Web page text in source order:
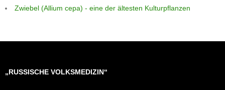
Zwiebel (Allium cepa) - eine der ältesten Kulturpflanzen
„RUSSISCHE VOLKSMEDIZIN“